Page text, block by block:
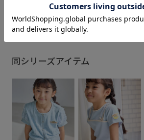
サンリオキャラクター ショルダーバッグ
涼しげ 華やか 遊び心がある
もっと見る
同シリーズアイテム